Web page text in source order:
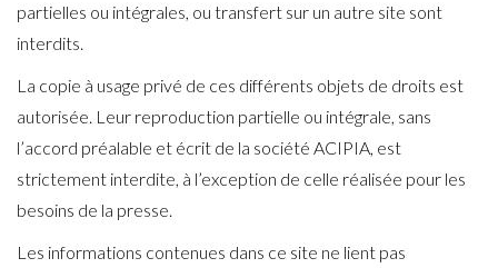
partielles ou intégrales, ou transfert sur un autre site sont
interdits.
La copie à usage privé de ces différents objets de droits est
autorisée. Leur reproduction partielle ou intégrale, sans
l’accord préalable et écrit de la société ACIPIA, est
strictement interdite, à l’exception de celle réalisée pour les
besoins de la presse.
Les informations contenues dans ce site ne lient pas